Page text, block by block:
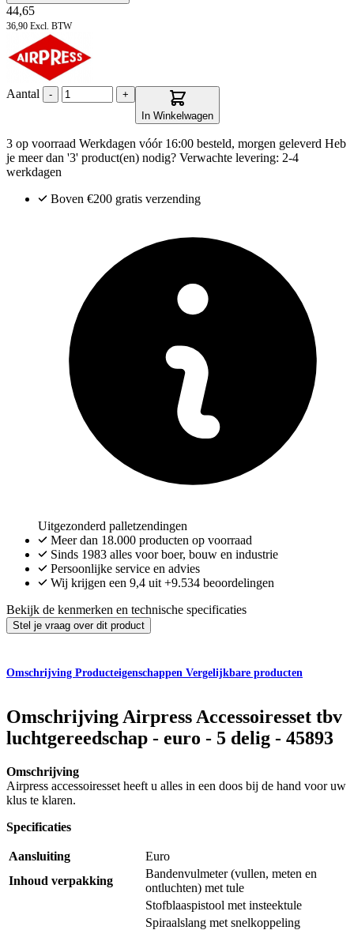
44,65
36,90 Excl. BTW
Aantal -
+
In Winkelwagen
3 op voorraad Werkdagen vóór 16:00 besteld, morgen geleverd Heb
je meer dan '3' product(en) nodig? Verwachte levering: 2-4
werkdagen
Boven €200 gratis verzending
Uitgezonderd palletzendingen
Meer dan 18.000 producten op voorraad
Sinds 1983 alles voor boer, bouw en industrie
Persoonlijke service en advies
Wij krijgen een 9,4 uit +9.534 beoordelingen
Bekijk de kenmerken en technische specificaties
Stel je vraag over dit product
Omschrijving Producteigenschappen Vergelijkbare producten
Omschrijving Airpress Accessoiresset tbv
luchtgereedschap - euro - 5 delig - 45893
Omschrijving
Airpress accessoiresset heeft u alles in een doos bij de hand voor uw
klus te klaren.
Specificaties
Aansluiting
Euro
Inhoud verpakking
Bandenvulmeter (vullen, meten en
ontluchten) met tule
Stofblaaspistool met insteektule
Spiraalslang met snelkoppeling